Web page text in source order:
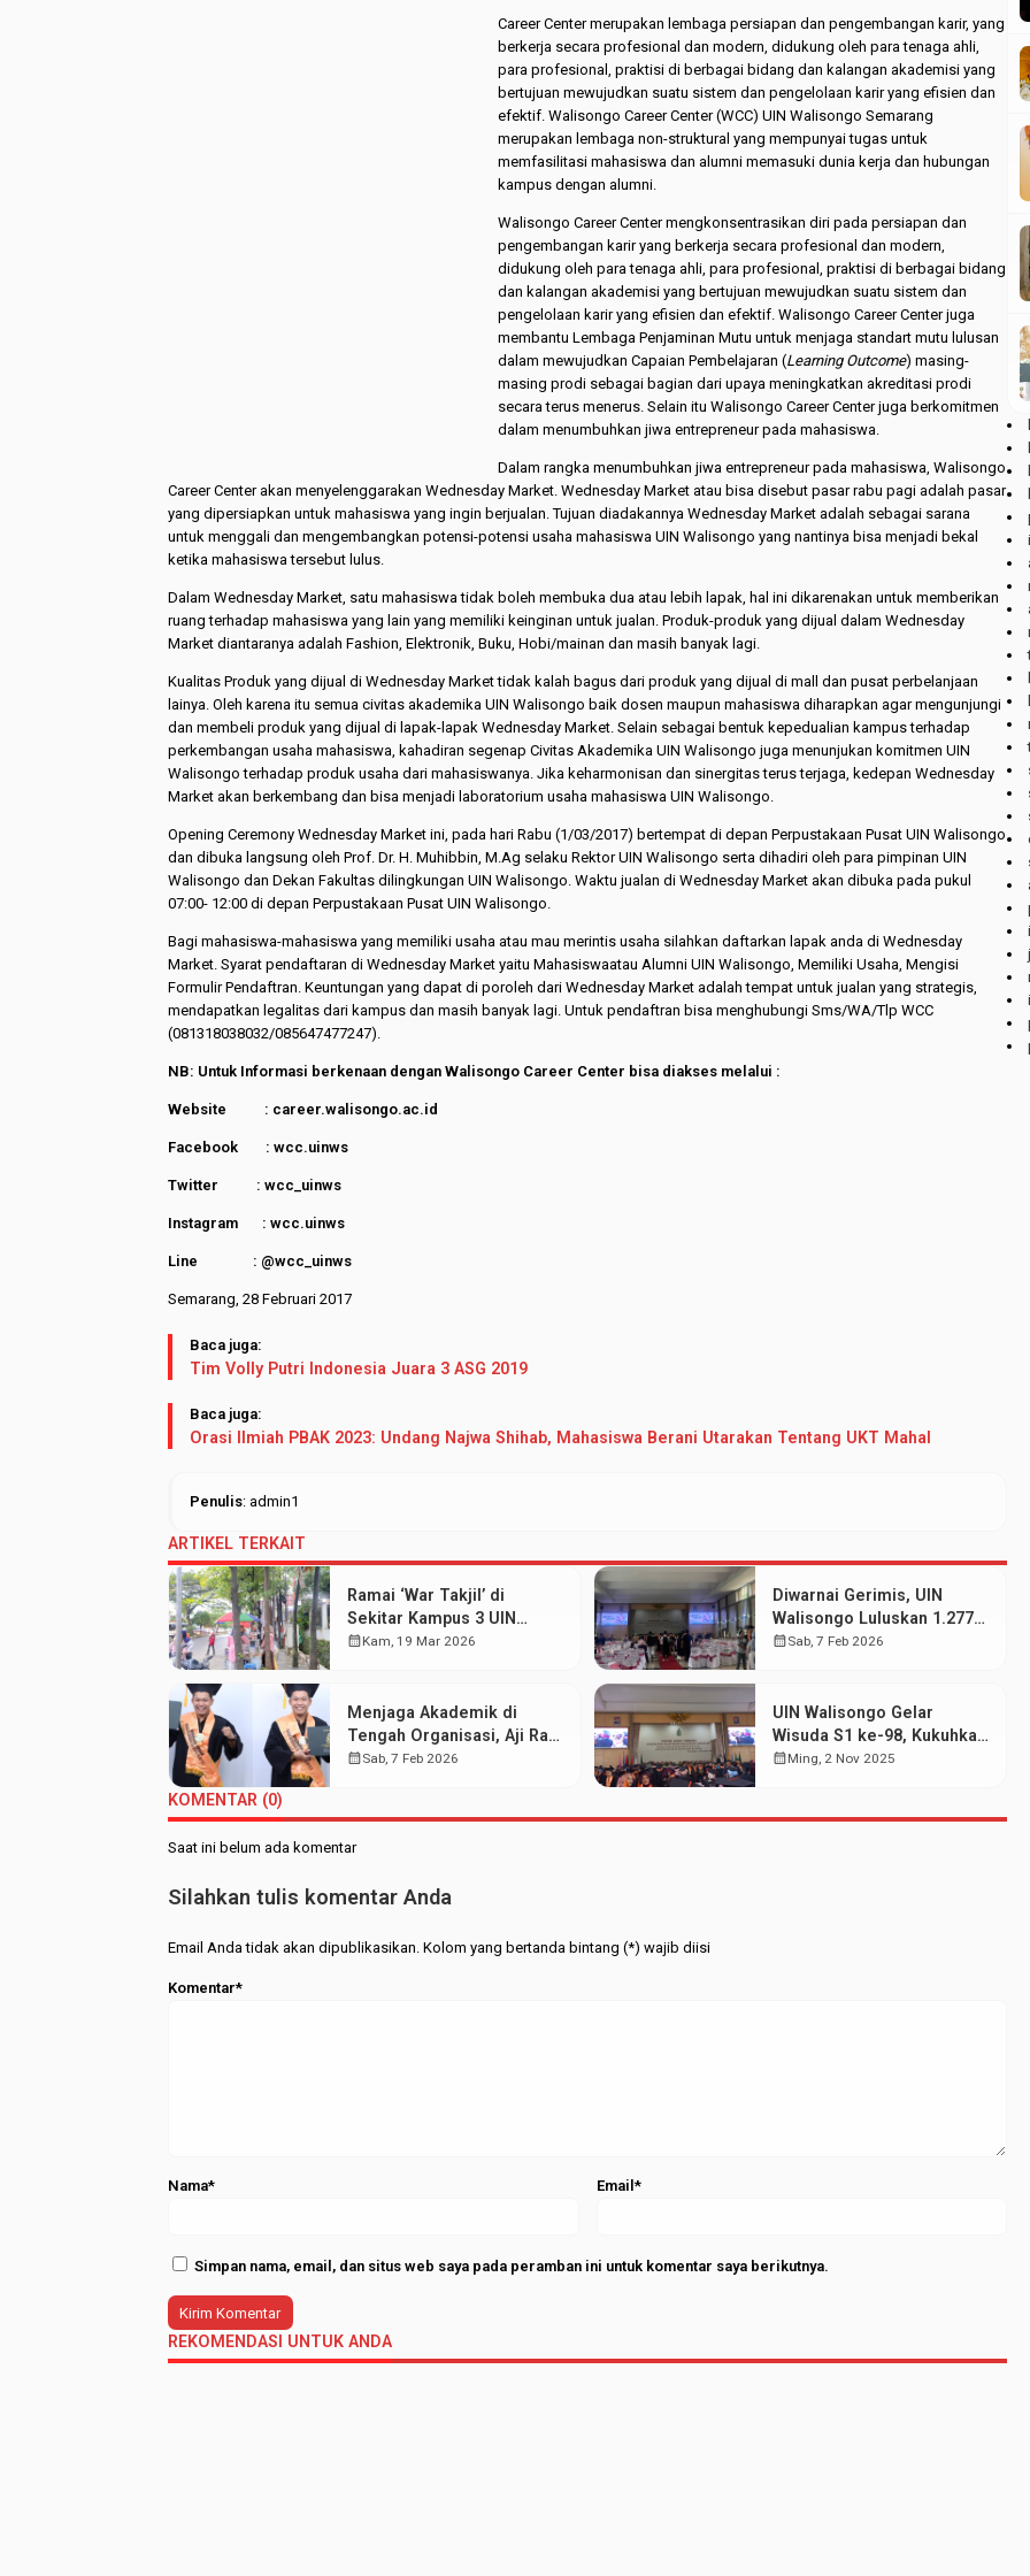
Career Center merupakan lembaga persiapan dan pengembangan karir, yang
berkerja secara profesional dan modern, didukung oleh para tenaga ahli,
para profesional, praktisi di berbagai bidang dan kalangan akademisi yang
bertujuan mewujudkan suatu sistem dan pengelolaan karir yang efisien dan
efektif. Walisongo Career Center (WCC) UIN Walisongo Semarang
merupakan lembaga non-struktural yang mempunyai tugas untuk
memfasilitasi mahasiswa dan alumni memasuki dunia kerja dan hubungan
kampus dengan alumni.
Walisongo Career Center mengkonsentrasikan diri pada persiapan dan
pengembangan karir yang berkerja secara profesional dan modern,
didukung oleh para tenaga ahli, para profesional, praktisi di berbagai bidang
dan kalangan akademisi yang bertujuan mewujudkan suatu sistem dan
pengelolaan karir yang efisien dan efektif. Walisongo Career Center juga
membantu Lembaga Penjaminan Mutu untuk menjaga standart mutu lulusan
dalam mewujudkan Capaian Pembelajaran (Learning Outcome) masing-
masing prodi sebagai bagian dari upaya meningkatkan akreditasi prodi
secara terus menerus. Selain itu Walisongo Career Center juga berkomitmen
dalam menumbuhkan jiwa entrepreneur pada mahasiswa.
Dalam rangka menumbuhkan jiwa entrepreneur pada mahasiswa, Walisongo
Career Center akan menyelenggarakan Wednesday Market. Wednesday Market atau bisa disebut pasar rabu pagi adalah pasar
yang dipersiapkan untuk mahasiswa yang ingin berjualan. Tujuan diadakannya Wednesday Market adalah sebagai sarana
untuk menggali dan mengembangkan potensi-potensi usaha mahasiswa UIN Walisongo yang nantinya bisa menjadi bekal
ketika mahasiswa tersebut lulus.
Dalam Wednesday Market, satu mahasiswa tidak boleh membuka dua atau lebih lapak, hal ini dikarenakan untuk memberikan
ruang terhadap mahasiswa yang lain yang memiliki keinginan untuk jualan. Produk-produk yang dijual dalam Wednesday
Market diantaranya adalah Fashion, Elektronik, Buku, Hobi/mainan dan masih banyak lagi.
Kualitas Produk yang dijual di Wednesday Market tidak kalah bagus dari produk yang dijual di mall dan pusat perbelanjaan
lainya. Oleh karena itu semua civitas akademika UIN Walisongo baik dosen maupun mahasiswa diharapkan agar mengunjungi
dan membeli produk yang dijual di lapak-lapak Wednesday Market. Selain sebagai bentuk kepedualian kampus terhadap
perkembangan usaha mahasiswa, kahadiran segenap Civitas Akademika UIN Walisongo juga menunjukan komitmen UIN
Walisongo terhadap produk usaha dari mahasiswanya. Jika keharmonisan dan sinergitas terus terjaga, kedepan Wednesday
Market akan berkembang dan bisa menjadi laboratorium usaha mahasiswa UIN Walisongo.
Opening Ceremony Wednesday Market ini, pada hari Rabu (1/03/2017) bertempat di depan Perpustakaan Pusat UIN Walisongo
dan dibuka langsung oleh Prof. Dr. H. Muhibbin, M.Ag selaku Rektor UIN Walisongo serta dihadiri oleh para pimpinan UIN
Walisongo dan Dekan Fakultas dilingkungan UIN Walisongo. Waktu jualan di Wednesday Market akan dibuka pada pukul
07:00- 12:00 di depan Perpustakaan Pusat UIN Walisongo.
Bagi mahasiswa-mahasiswa yang memiliki usaha atau mau merintis usaha silahkan daftarkan lapak anda di Wednesday
Market. Syarat pendaftaran di Wednesday Market yaitu Mahasiswaatau Alumni UIN Walisongo, Memiliki Usaha, Mengisi
Formulir Pendaftran. Keuntungan yang dapat di poroleh dari Wednesday Market adalah tempat untuk jualan yang strategis,
mendapatkan legalitas dari kampus dan masih banyak lagi. Untuk pendaftran bisa menghubungi Sms/WA/Tlp WCC
(081318038032/085647477247).
NB: Untuk Informasi berkenaan dengan Walisongo Career Center bisa diakses melalui :
Website : career.walisongo.ac.id
Facebook : wcc.uinws
Twitter : wcc_uinws
Instagram : wcc.uinws
Line : @wcc_uinws
Semarang, 28 Februari 2017
Baca juga:
Tim Volly Putri Indonesia Juara 3 ASG 2019
Baca juga:
Orasi Ilmiah PBAK 2023: Undang Najwa Shihab, Mahasiswa Berani Utarakan Tentang UKT Mahal
Penulis: admin1
ARTIKEL TERKAIT
Ramai ‘War Takjil’ di
Sekitar Kampus 3 UIN
Walisongo: Mahasiswa
calendar_monthKam, 19 Mar 2026
Diwarnai Gerimis, UIN
Walisongo Luluskan 1.277
Mahasiswa pada Wisuda
calendar_monthSab, 7 Feb 2026
Menjaga Akademik di
Tengah Organisasi, Aji Raih
Wisudawan Terbaik FEBI
calendar_monthSab, 7 Feb 2026
UIN Walisongo Gelar
Wisuda S1 ke-98, Kukuhkan
515 Wisudawan dari
calendar_monthMing, 2 Nov 2025
KOMENTAR (0)
Saat ini belum ada komentar
Silahkan tulis komentar Anda
Email Anda tidak akan dipublikasikan. Kolom yang bertanda bintang (*) wajib diisi
Komentar*
Nama* Email*
Simpan nama, email, dan situs web saya pada peramban ini untuk komentar saya berikutnya.
REKOMENDASI UNTUK ANDA